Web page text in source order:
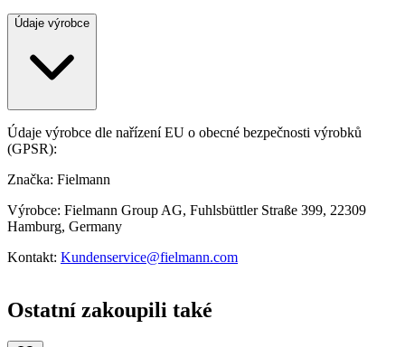
Údaje výrobce
Údaje výrobce dle nařízení EU o obecné bezpečnosti výrobků
(GPSR):
Značka: Fielmann
Výrobce: Fielmann Group AG, Fuhlsbüttler Straße 399, 22309
Hamburg, Germany
Kontakt: Kundenservice@fielmann.com
Ostatní zakoupili také